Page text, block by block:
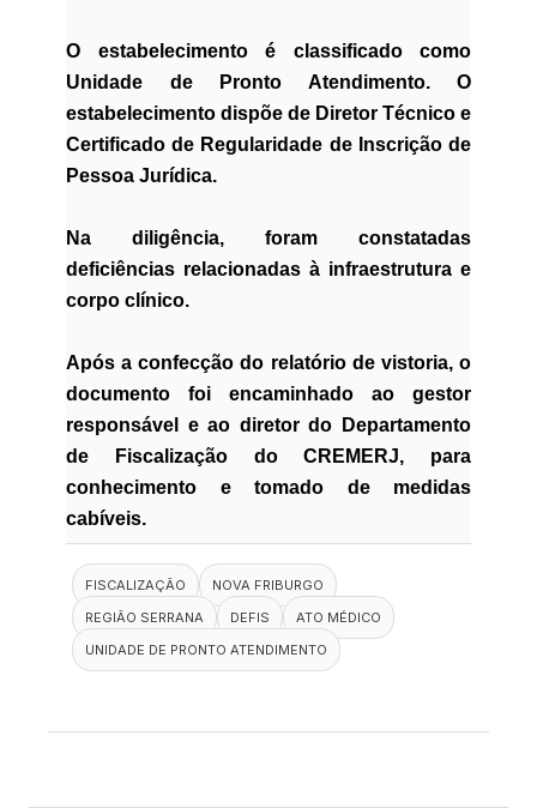
O estabelecimento é classificado como
Unidade de Pronto Atendimento. O
estabelecimento dispõe de Diretor Técnico e
Certificado de Regularidade de Inscrição de
Pessoa Jurídica.
Na diligência, foram constatadas
deficiências relacionadas à infraestrutura e
corpo clínico.
Após a confecção do relatório de vistoria, o
documento foi encaminhado ao gestor
responsável e ao diretor do Departamento
de Fiscalização do CREMERJ, para
conhecimento e tomado de medidas
cabíveis.
FISCALIZAÇÃO
NOVA FRIBURGO
REGIÃO SERRANA
DEFIS
ATO MÉDICO
UNIDADE DE PRONTO ATENDIMENTO